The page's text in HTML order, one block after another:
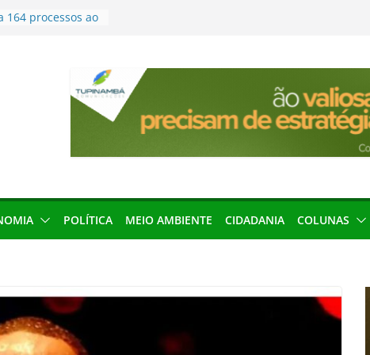
164 processos ao
por
pública
condenação e ex-
devolverá quase
para
e contábil do
POLÍTICA MEIO AMBIENTE CIDADANIA COLUNAS